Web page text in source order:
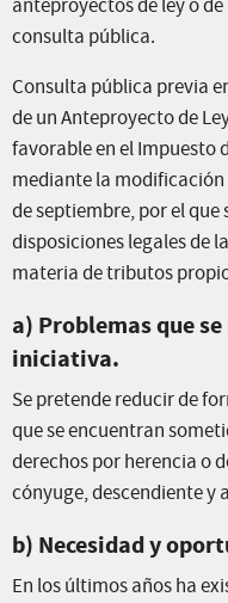
anteproyectos de ley o
consulta pública.
Consulta pública previa
de un Anteproyecto de
favorable en el Impuesto
mediante la modificación
de septiembre, por el
disposiciones legales de
materia de tributos
a) Problemas que
iniciativa.
Se pretende reducir de
que se encuentran
derechos por herencia o
cónyuge, descendiente y
b) Necesidad y
En los últimos años ha